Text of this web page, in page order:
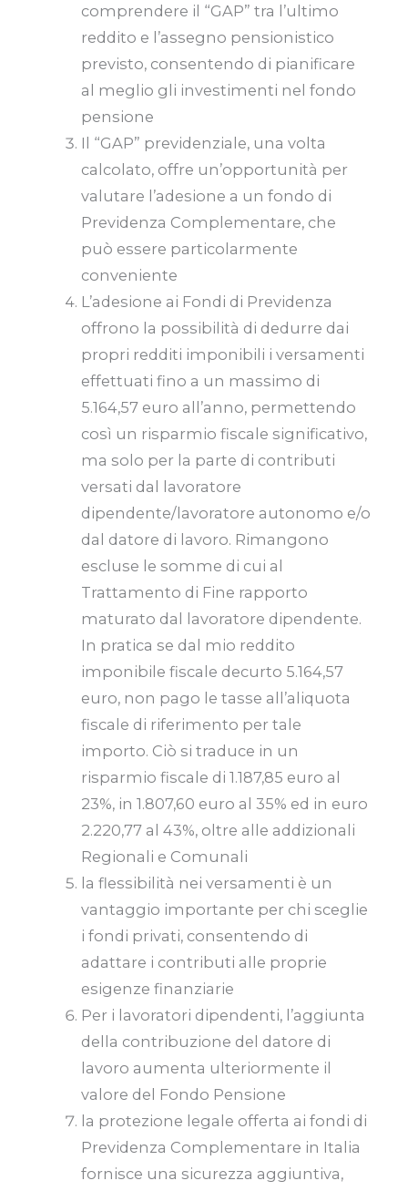
comprendere il “GAP” tra l’ultimo
reddito e l’assegno pensionistico
previsto, consentendo di pianificare
al meglio gli investimenti nel fondo
pensione
Il “GAP” previdenziale, una volta
calcolato, offre un’opportunità per
valutare l’adesione a un fondo di
Previdenza Complementare, che
può essere particolarmente
conveniente
L’adesione ai Fondi di Previdenza
offrono la possibilità di dedurre dai
propri redditi imponibili i versamenti
effettuati fino a un massimo di
5.164,57 euro all’anno, permettendo
così un risparmio fiscale significativo,
ma solo per la parte di contributi
versati dal lavoratore
dipendente/lavoratore autonomo e/o
dal datore di lavoro. Rimangono
escluse le somme di cui al
Trattamento di Fine rapporto
maturato dal lavoratore dipendente.
In pratica se dal mio reddito
imponibile fiscale decurto 5.164,57
euro, non pago le tasse all’aliquota
fiscale di riferimento per tale
importo. Ciò si traduce in un
risparmio fiscale di 1.187,85 euro al
23%, in 1.807,60 euro al 35% ed in euro
2.220,77 al 43%, oltre alle addizionali
Regionali e Comunali
la flessibilità nei versamenti è un
vantaggio importante per chi sceglie
i fondi privati, consentendo di
adattare i contributi alle proprie
esigenze finanziarie
Per i lavoratori dipendenti, l’aggiunta
della contribuzione del datore di
lavoro aumenta ulteriormente il
valore del Fondo Pensione
la protezione legale offerta ai fondi di
Previdenza Complementare in Italia
fornisce una sicurezza aggiuntiva,